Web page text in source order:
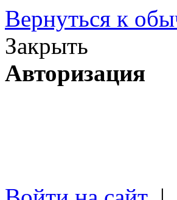
Вернуться к
Закрыть
Авторизация